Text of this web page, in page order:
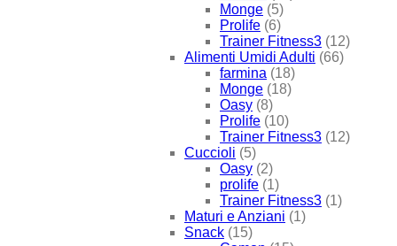
Monge (5)
Prolife (6)
Trainer Fitness3 (12)
Alimenti Umidi Adulti (66)
farmina (18)
Monge (18)
Oasy (8)
Prolife (10)
Trainer Fitness3 (12)
Cuccioli (5)
Oasy (2)
prolife (1)
Trainer Fitness3 (1)
Maturi e Anziani (1)
Snack (15)